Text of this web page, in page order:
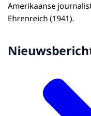
Amerikaanse
Ehrenreich (1941).